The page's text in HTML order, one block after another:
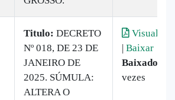
Titulo: DECRETO
Nº 018, DE 23 DE
JANEIRO DE
2025. SÚMULA:
ALTERA O
Visualizar
| Baixar
Baixado:
vezes